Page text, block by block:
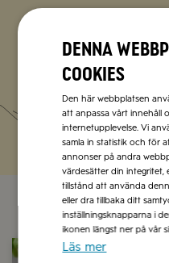
förenklar vardagen
Denna
cookies
Den här webbplatsen
att anpassa vårt innehåll
internetupplevelse. Vi
samla in statistik och för
annonser på andra
värdesätter din integritet,
tillstånd att använda
eller dra tillbaka ditt
inställningsknapparna i
ikonen längst ner på vår
Läs mer